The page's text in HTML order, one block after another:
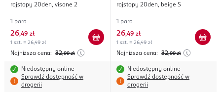
rajstopy 20den, visone 2
1 para
26,49 zł
1 szt. = 26,49 zł
Najniższa cena: 32,99 zł
Niedostępny online
Sprawdź dostępność w
drogerii
rajstopy 20den, beige S
1 para
26,49 zł
1 szt. = 26,49 zł
Najniższa cena: 32,99 zł
Niedostępny online
Sprawdź dostępność w
drogerii